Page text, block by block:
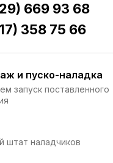
669 93 68
358 75 66
и пуско-наладка
запуск поставленного
штат наладчиков